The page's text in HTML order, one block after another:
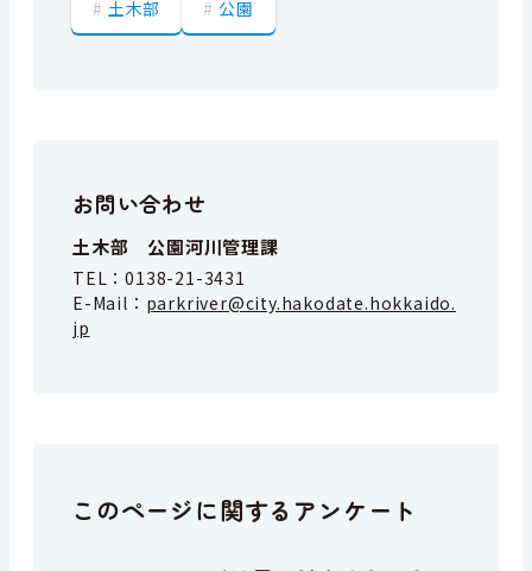
土木部 公園
お問い合わせ
土木部 公園河川管理課
TEL：0138-21-3431
E-Mail： parkriver@city.hakodate.hokkaido.
jp
このページに関するアンケート